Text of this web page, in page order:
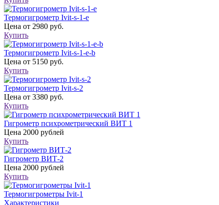
Термогигрометр Ivit-s-1-e
Цена от 2980 руб.
Купить
Термогигрометр Ivit-s-1-e-b
Цена от 5150 руб.
Купить
Термогигрометр Ivit-s-2
Цена от 3380 руб.
Купить
Гигрометр психрометрический ВИТ 1
Цена 2000 рублей
Купить
Гигрометр ВИТ-2
Цена 2000 рублей
Купить
Термогигрометры Ivit-1
Характеристики